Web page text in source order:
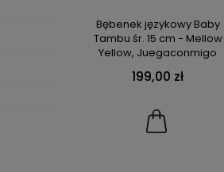
Bębenek językowy Baby
Tambu śr. 15 cm - Mellow
Yellow, Juegaconmigo
199,00 zł